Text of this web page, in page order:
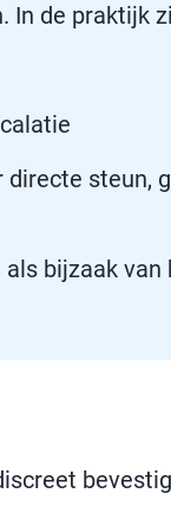
de praktijk
steun,
bijzaak